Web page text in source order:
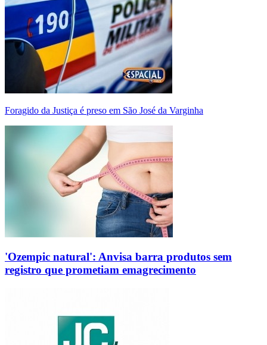
Foragido da Justiça é preso em São José da Varginha
'Ozempic natural': Anvisa barra produtos sem
registro que prometiam emagrecimento